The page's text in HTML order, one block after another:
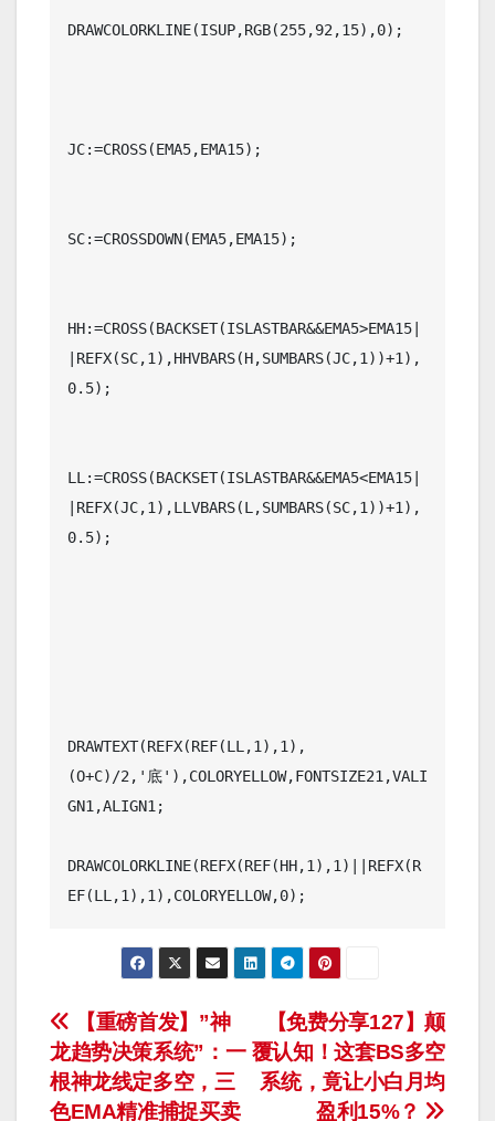
DRAWCOLORKLINE(ISUP,RGB(255,92,15),0);
JC:=CROSS(EMA5,EMA15);
SC:=CROSSDOWN(EMA5,EMA15);
HH:=CROSS(BACKSET(ISLASTBAR&&EMA5>EMA15|
|REFX(SC,1),HHVBARS(H,SUMBARS(JC,1))+1),
0.5);
LL:=CROSS(BACKSET(ISLASTBAR&&EMA5<EMA15|
|REFX(JC,1),LLVBARS(L,SUMBARS(SC,1))+1),
0.5);
DRAWTEXT(REFX(REF(LL,1),1),
(O+C)/2,'底'),COLORYELLOW,FONTSIZE21,VALI
GN1,ALIGN1;
DRAWCOLORKLINE(REFX(REF(HH,1),1)||REFX(R
EF(LL,1),1),COLORYELLOW,0);
文
章
【免费分享127】颠
覆认知！这套BS多空
系统，竟让小白月均
盈利15%？
【重磅首发】”神
龙趋势决策系统”：一
根神龙线定多空，三
色EMA精准捕捉买卖